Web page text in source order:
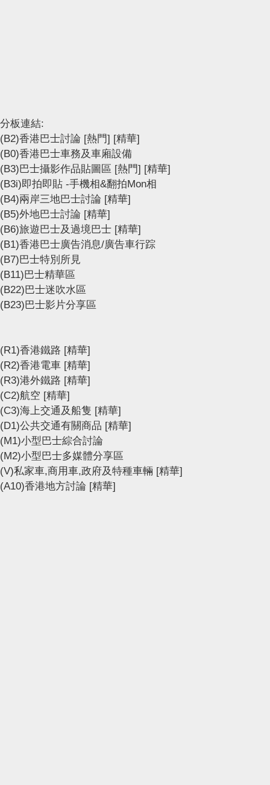
分板連結:
(B2)香港巴士討論 [熱門] [精華]
(B0)香港巴士車務及車廂設備
(B3)巴士攝影作品貼圖區 [熱門] [精華]
(B3i)即拍即貼 -手機相&翻拍Mon相
(B4)兩岸三地巴士討論 [精華]
(B5)外地巴士討論 [精華]
(B6)旅遊巴士及過境巴士 [精華]
(B1)香港巴士廣告消息/廣告車行踪
(B7)巴士特別所見
(B11)巴士精華區
(B22)巴士迷吹水區
(B23)巴士影片分享區
(R1)香港鐵路 [精華]
(R2)香港電車 [精華]
(R3)港外鐵路 [精華]
(C2)航空 [精華]
(C3)海上交通及船隻 [精華]
(D1)公共交通有關商品 [精華]
(M1)小型巴士綜合討論
(M2)小型巴士多媒體分享區
(V)私家車,商用車,政府及特種車輛 [精華]
(A10)香港地方討論 [精華]